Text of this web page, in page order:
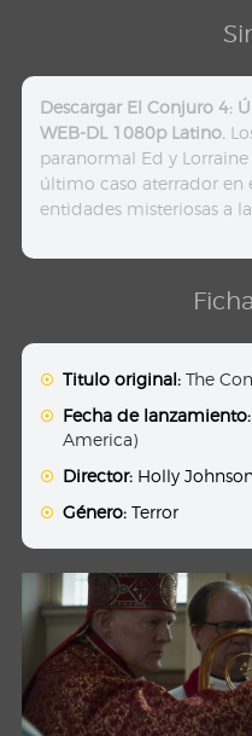
Descargar El Conjuro 4:
WEB-DL 1080p Latino.
paranormal Ed y
último caso aterrador en
entidades misteriosas a
Titulo original: The
Fecha de lanzamiento:
America)
Director: Holly Johnson
Género: Terror